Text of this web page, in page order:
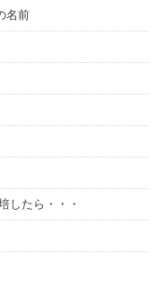
名前
したら・・・